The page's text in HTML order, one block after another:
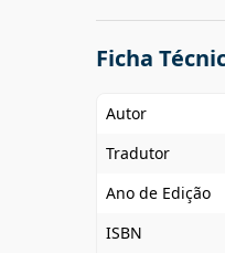
Ficha
Autor
Tradutor
Ano de Edição
ISBN